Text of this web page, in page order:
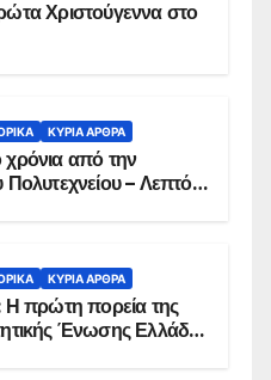
Χριστούγεννα στο
ΚΥΡΙΑ ΑΡΘΡΑ
χρόνια από την
Πολυτεχνείου – Λεπτό
ΚΥΡΙΑ ΑΡΘΡΑ
Η πρώτη πορεία της
Ένωσης Ελλάδος